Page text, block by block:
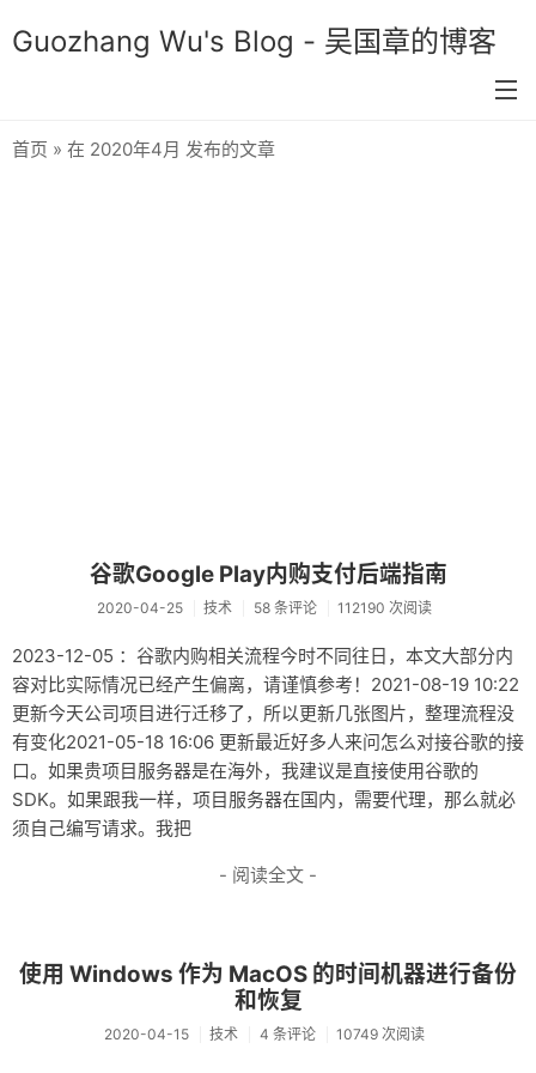
Guozhang Wu's Blog - 吴国章的博客
首页 » 在 2020年4月 发布的文章
谷歌Google Play内购支付后端指南
2020-04-25 技术 58 条评论 112190 次阅读
2023-12-05 ：谷歌内购相关流程今时不同往日，本文大部分内
容对比实际情况已经产生偏离，请谨慎参考！2021-08-19 10:22
更新今天公司项目进行迁移了，所以更新几张图片，整理流程没
有变化2021-05-18 16:06 更新最近好多人来问怎么对接谷歌的接
口。如果贵项目服务器是在海外，我建议是直接使用谷歌的
SDK。如果跟我一样，项目服务器在国内，需要代理，那么就必
须自己编写请求。我把
- 阅读全文 -
使用 Windows 作为 MacOS 的时间机器进行备份
和恢复
2020-04-15 技术 4 条评论 10749 次阅读